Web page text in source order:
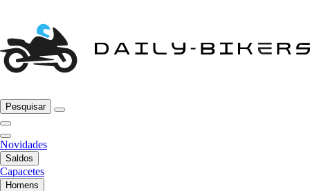
Pesquisar
Novidades
Saldos
Capacetes
Homens